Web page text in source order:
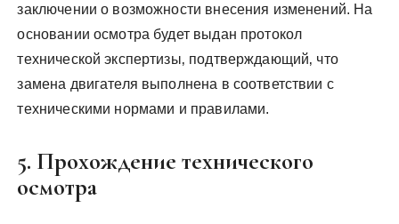
заключении о возможности внесения изменений. На
основании осмотра будет выдан протокол
технической экспертизы‚ подтверждающий‚ что
замена двигателя выполнена в соответствии с
техническими нормами и правилами.
5. Прохождение технического
осмотра